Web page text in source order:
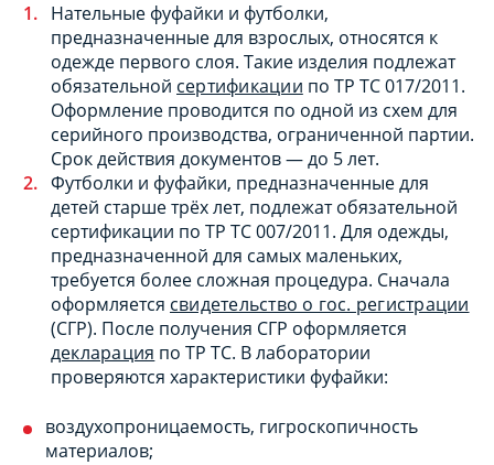
Нательные фуфайки и футболки,
предназначенные для взрослых, относятся к
одежде первого слоя. Такие изделия подлежат
обязательной сертификации по ТР ТС 017/2011.
Оформление проводится по одной из схем для
серийного производства, ограниченной партии.
Срок действия документов — до 5 лет.
Футболки и фуфайки, предназначенные для
детей старше трёх лет, подлежат обязательной
сертификации по ТР ТС 007/2011. Для одежды,
предназначенной для самых маленьких,
требуется более сложная процедура. Сначала
оформляется свидетельство о гос. регистрации
(СГР). После получения СГР оформляется
декларация по ТР ТС. В лаборатории
проверяются характеристики фуфайки:
воздухопроницаемость, гигроскопичность
материалов;